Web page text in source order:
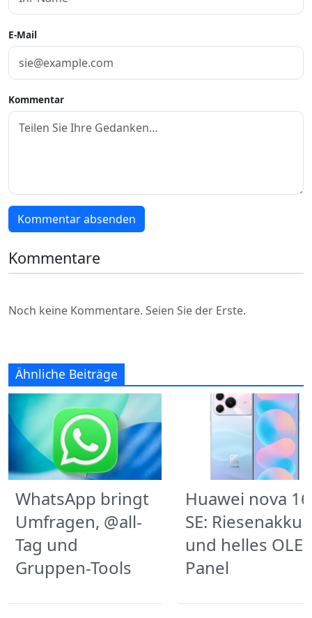
E-Mail
Kommentar
Kommentar absenden
Kommentare
Noch keine Kommentare. Seien Sie der Erste.
Ähnliche Beiträge
WhatsApp bringt
Umfragen, @all-
Tag und
Gruppen-Tools
Huawei nova 16
SE: Riesenakku
und helles
Panel